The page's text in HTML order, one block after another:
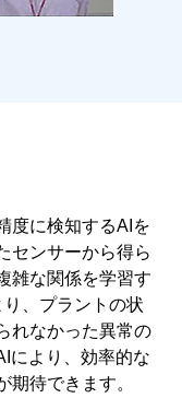
度に検知するAIを
センサーから得ら
雑な関係を学習す
、プラントの状
れなかった異常の
により、効率的な
期待できます。